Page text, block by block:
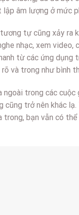
âm lượng ở mức
tự cũng xảy ra
nhạc, xem video,
từ các ứng dụng
rõ và trong như bình
trong các cuộc
cũng trở nên khác lạ.
trong, bạn vẫn có thể